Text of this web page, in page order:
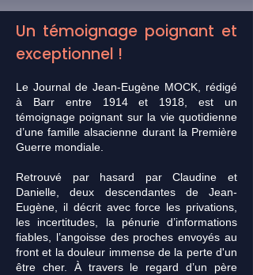
Un témoignage poignant et
exceptionnel !
Le Journal de Jean-Eugène MOCK, rédigé
à Barr entre 1914 et 1918, est un
témoignage poignant sur la vie quotidienne
d’une famille alsacienne durant la Première
Guerre mondiale.
Retrouvé par hasard par Claudine et
Danielle, deux descendantes de Jean-
Eugène, il décrit avec force les privations,
les incertitudes, la pénurie d’informations
fiables, l’angoisse des proches envoyés au
front et la douleur immense de la perte d'un
être cher. À travers le regard d’un père